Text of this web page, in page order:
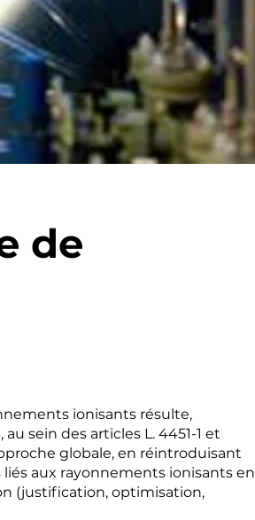
de
ionisants résulte,
sein des articles L. 4451-1 et
globale, en réintroduisant
aux rayonnements ionisants en
(justification, optimisation,